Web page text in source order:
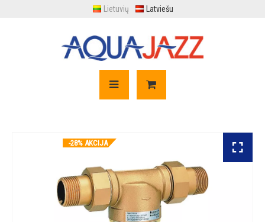
Lietuvių Latviešu
-28% AKCIJA